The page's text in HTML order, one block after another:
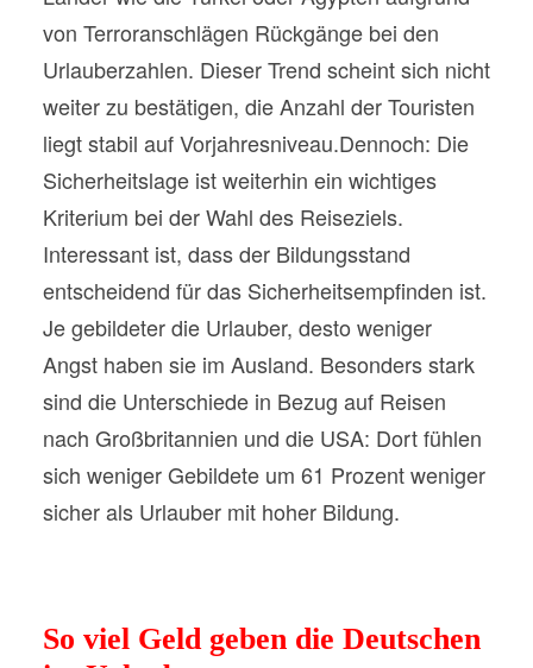
von Terroranschlägen Rückgänge bei den
Urlauberzahlen. Dieser Trend scheint sich nicht
weiter zu bestätigen, die Anzahl der Touristen
liegt stabil auf Vorjahresniveau.Dennoch: Die
Sicherheitslage ist weiterhin ein wichtiges
Kriterium bei der Wahl des Reiseziels.
Interessant ist, dass der Bildungsstand
entscheidend für das Sicherheitsempfinden ist.
Je gebildeter die Urlauber, desto weniger
Angst haben sie im Ausland. Besonders stark
sind die Unterschiede in Bezug auf Reisen
nach Großbritannien und die USA: Dort fühlen
sich weniger Gebildete um 61 Prozent weniger
sicher als Urlauber mit hoher Bildung.
So viel Geld geben die Deutschen